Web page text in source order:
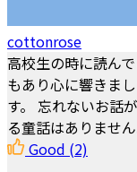
cottonrose
高校生の時に読ん
もあり心に響きま
す。 忘れないお話
る童話はありませ
Good (2)